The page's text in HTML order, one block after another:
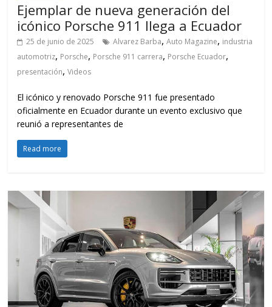
Ejemplar de nueva generación del
icónico Porsche 911 llega a Ecuador
25 de junio de 2025 Alvarez Barba,Auto Magazine, industria
automotriz, Porsche, Porsche 911 carrera, Porsche Ecuador,
presentación,Videos
El icónico y renovado Porsche 911 fue presentado
oficialmente en Ecuador durante un evento exclusivo que
reunió a representantes de
Read more